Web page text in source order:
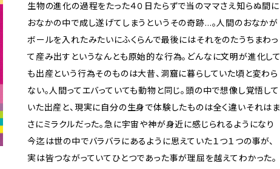
生物の進化の過程をたった４０日たらずで当のママさえ知らぬ間に
おなかの中で成し遂げてしまうというその奇跡…。人間のおなかが
ボールを入れたみたいにふくらんで最後にはそれをのたうちまわっ
て産み出すというなんとも原始的な行為。どんなに文明が進化して
も出産という行為そのものは大昔、洞窟に暮らしていた頃と変わら
ない。人間ってエバっていても動物と同じ。頭の中で想像し覚悟して
いた出産と、現実に自分の生身で体験したものは全く違いそれはま
さにミラクルだった。急に宇宙や神が身近に感じられるようになり
今迄は世の中でバラバラにあるように思えていた１つ１つの事が、
実は皆つながっていてひとつであった事が理屈を越えてわかった。